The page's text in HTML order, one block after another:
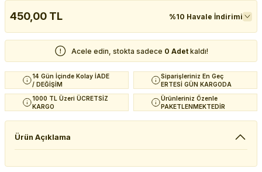
450,00 TL %10 Havale İndirimi
Acele edin, stokta sadece 0 Adet kaldı!
14 Gün İçinde Kolay İADE
/ DEĞİŞİM
Siparişleriniz En Geç
ERTESİ GÜN KARGODA
1000 TL Üzeri ÜCRETSİZ
KARGO
Ürünleriniz Özenle
PAKETLENMEKTEDİR
Ürün Açıklama